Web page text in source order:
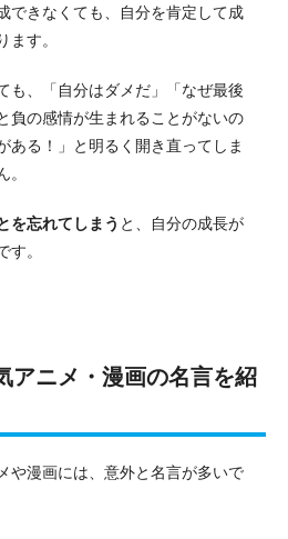
できなくても、自分を肯定して成
ます。
も、「自分はダメだ」「なぜ最後
負の感情が生まれることがないの
ある！」と明るく開き直ってしま
。
を忘れてしまう と、自分の成長が
す。
アニメ・漫画の名言を紹
や漫画には、意外と名言が多いで